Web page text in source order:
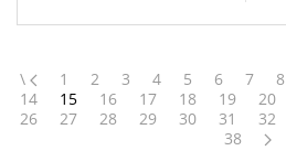
\ 1 2 3 4 5 6 7 8
14
15 16 17 18 19 20
26
27 28 29 30 31 32
38